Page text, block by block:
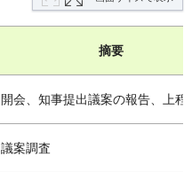
摘要
開会、知事提出議案の報告、上程
議案調査